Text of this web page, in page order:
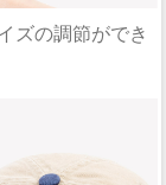
ズの調節ができ